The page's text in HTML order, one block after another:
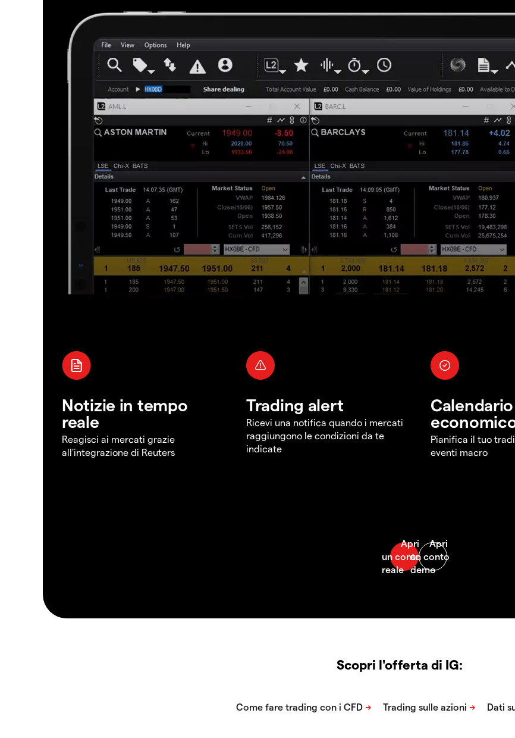
Notizie in tempo
reale
Reagisci ai mercati grazie
all'integrazione di Reuters
Trading alert
Ricevi una notifica quando i mercati
raggiungono le condizioni da te
indicate
Calendario
Pianifica il tuo
eventi macro
Scopri l'offerta di IG: